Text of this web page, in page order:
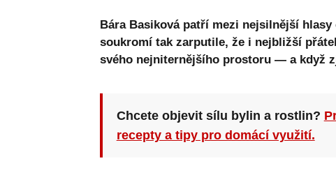
Bára Basiková patří mezi nejsilnější
soukromí tak zarputile, že i nejbližší
svého nejniternějšího prostoru — a když
Chcete objevit sílu bylin a rostlin?
recepty a tipy pro domácí využití.